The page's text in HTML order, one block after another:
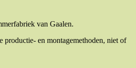
van Gaalen.
productie- en montagemethoden, niet of